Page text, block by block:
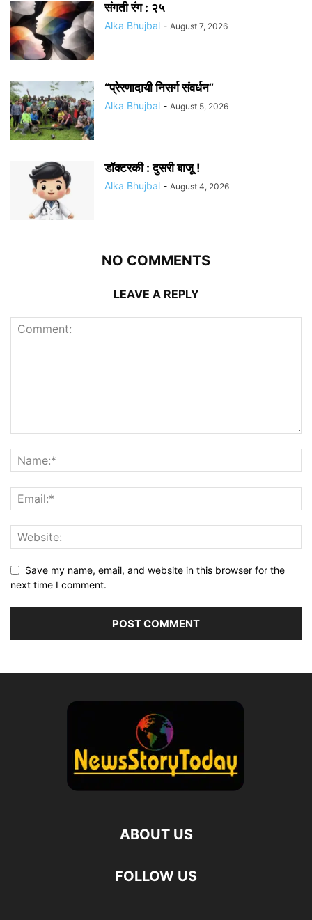
संगती रंग : २५
Alka Bhujbal - August 7, 2026
“प्रेरणादायी निसर्ग संवर्धन”
Alka Bhujbal - August 5, 2026
डॉक्टरकी : दुसरी बाजू !
Alka Bhujbal - August 4, 2026
NO COMMENTS
LEAVE A REPLY
Save my name, email, and website in this browser for the
next time I comment.
ABOUT US
FOLLOW US